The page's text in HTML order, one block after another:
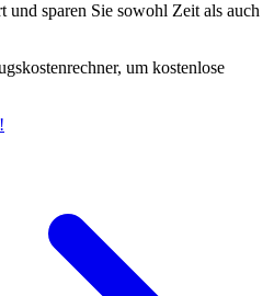
und sparen Sie sowohl Zeit als auch
um kostenlose